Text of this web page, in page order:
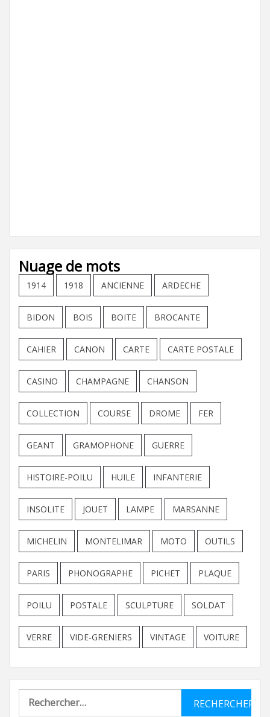
Nuage de mots
1914 1918 ANCIENNE ARDECHE
BIDON BOIS BOITE BROCANTE
CAHIER CANON CARTE CARTE POSTALE
CASINO CHAMPAGNE CHANSON
COLLECTION COURSE DROME FER
GEANT GRAMOPHONE GUERRE
HISTOIRE-POILU HUILE INFANTERIE
INSOLITE JOUET LAMPE MARSANNE
MICHELIN MONTELIMAR MOTO OUTILS
PARIS PHONOGRAPHE PICHET PLAQUE
POILU POSTALE SCULPTURE SOLDAT
VERRE VIDE-GRENIERS VINTAGE VOITURE
Rechercher :